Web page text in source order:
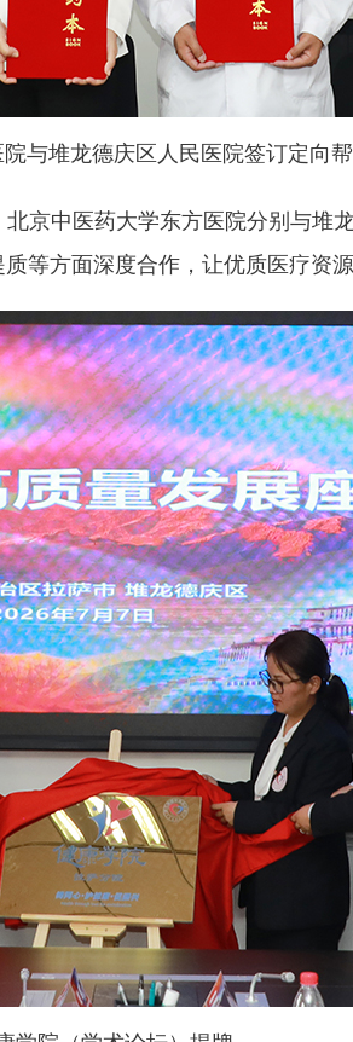
与堆龙德庆区人民医院签订定向
京中医药大学东方医院分别与堆
等方面深度合作，让优质医疗资